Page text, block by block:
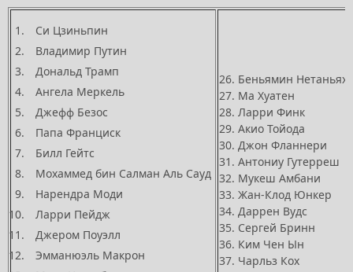
Си Цзиньпин
Владимир Путин
Дональд Трамп
Ангела Меркель
Джефф Безос
Папа Франциск
Билл Гейтс
Мохаммед бин Салман Аль Сауд
Нарендра Моди
Ларри Пейдж
Джером Поуэлл
Эмманюэль Макрон
26. Беньямин Нетаньяху
27. Ма Хуатен
28. Ларри Финк
29. Акио Тойода
30. Джон Фланнери
31. Антониу Гутерреш
32. Мукеш Амбани
33. Жан-Клод Юнкер
34. Даррен Вудс
35. Сергей Бринн
36. Ким Чен Ын
37. Чарльз Кох